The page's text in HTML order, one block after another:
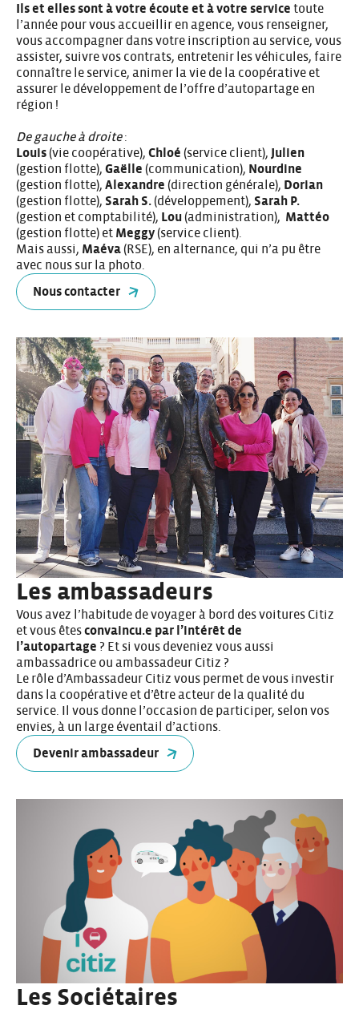
Ils et elles sont à votre écoute et à votre service toute
l’année pour vous accueillir en agence, vous renseigner,
vous accompagner dans votre inscription au service, vous
assister, suivre vos contrats, entretenir les véhicules, faire
connaître le service, animer la vie de la coopérative et
assurer le développement de l’offre d’autopartage en
région !
De gauche à droite:
Louis(vie coopérative), Chloé (service client), Julien
(gestion flotte), Gaëlle (communication), Nourdine
(gestion flotte), Alexandre (direction générale), Dorian
(gestion flotte), Sarah S.(développement), Sarah P.
(gestion et comptabilité), Lou(administration), Mattéo
(gestion flotte) et Meggy(service client).
Mais aussi, Maéva(RSE), en alternance, qui n’a pu être
avec nous sur la photo.
Nous contacter
Les ambassadeurs
Vous avez l’habitude de voyager à bord des voitures Citiz
et vous êtesconvaincu.e par l’intérêt de
l’autopartage ? Et si vous deveniez vous aussi
ambassadrice ou ambassadeur Citiz ?
Le rôle d’Ambassadeur Citiz vous permet de vous investir
dans la coopérative et d’être acteur de la qualité du
service. Il vous donne l’occasion de participer, selon vos
envies, à un large éventail d’actions.
Devenir ambassadeur
Les Sociétaires